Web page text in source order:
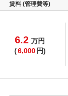
賃料 (管理費等)
6.2 万円
(6,000 円)